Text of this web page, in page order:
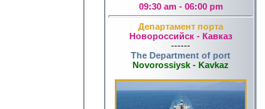
09:30 am - 06:00 pm
Департамент порта
Новороссийск - Кавказ
------
The Department of port
Novorossiysk - Kavkaz